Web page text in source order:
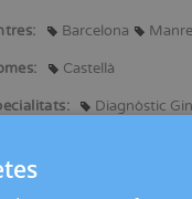
Barcelona
Castellà
Diagnòstic